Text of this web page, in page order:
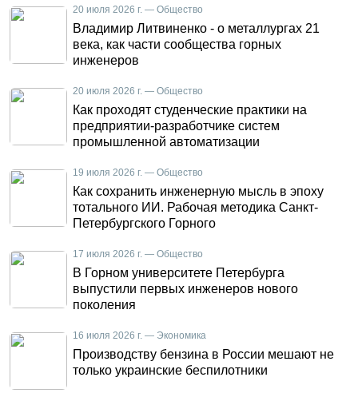
20 июля 2026 г. — Общество
Владимир Литвиненко - о металлургах 21
века, как части сообщества горных
инженеров
20 июля 2026 г. — Общество
Как проходят студенческие практики на
предприятии-разработчике систем
промышленной автоматизации
19 июля 2026 г. — Общество
Как сохранить инженерную мысль в эпоху
тотального ИИ. Рабочая методика Санкт-
Петербургского Горного
17 июля 2026 г. — Общество
В Горном университете Петербурга
выпустили первых инженеров нового
поколения
16 июля 2026 г. — Экономика
Производству бензина в России мешают не
только украинские беспилотники